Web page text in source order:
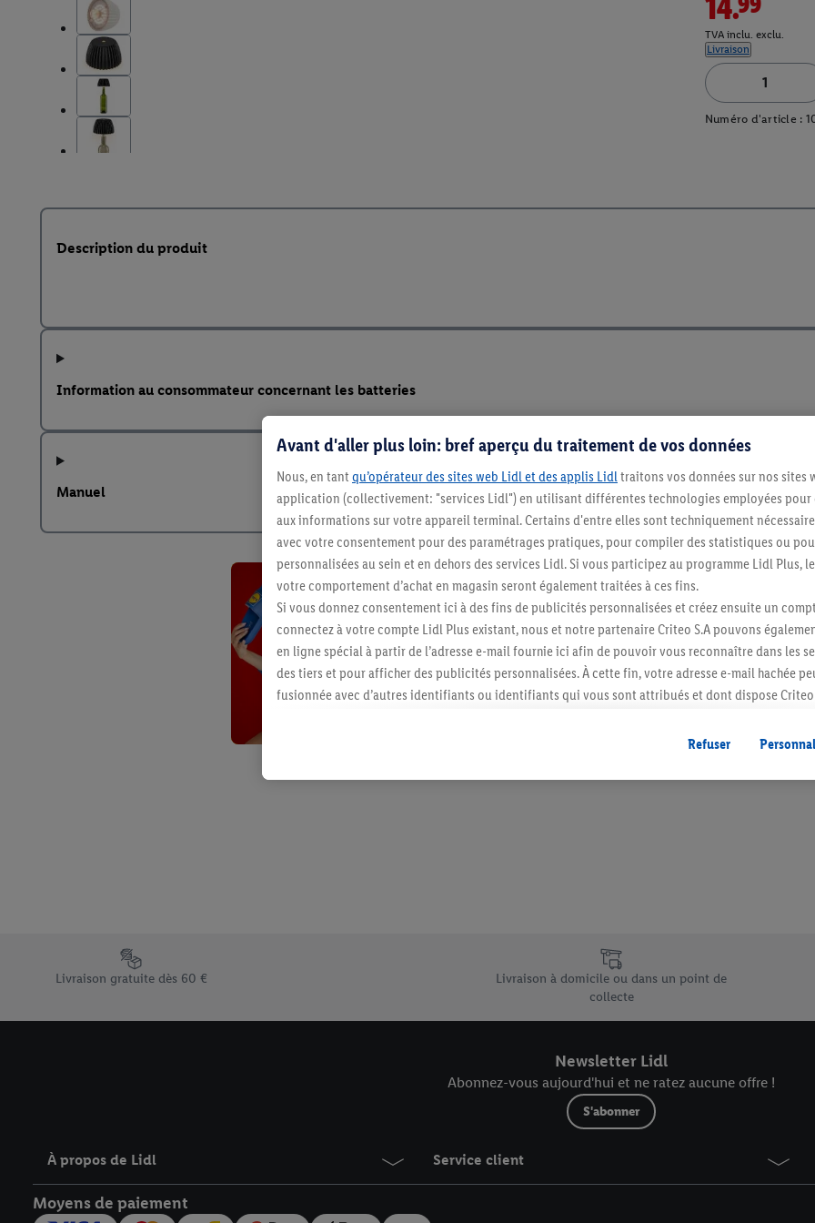
TVA inclu. exclu.
Livraison
Numéro d'article :
Description du produit
Information au consommateur concernant les batteries
Manuel
Restez au
Abonnez-vous à la
S'abonner
Élément du pied de page avec les différents arguments de vente uniques de Lidl.be
Livraison gratuite dès 60 €
Livraison à domicile ou dans un point de
collecte
Newsletter Lidl
Abonnez-vous aujourd'hui et ne ratez aucune offre !
S'abonner
À propos de Lidl Service client
Moyens de paiement
Avant d'aller plus loin: bref aperçu du traitement de vos données
Nous, en tant qu’opérateur des sites web Lidl et des applis Lidl traitons vos données sur nos sites
application (collectivement: "services Lidl") en utilisant différentes technologies employées pour
aux informations sur votre appareil terminal. Certains d'entre elles sont techniquement
avec votre consentement pour des paramétrages pratiques, pour compiler des statistiques ou
personnalisées au sein et en dehors des services Lidl. Si vous participez au programme Lidl Plus,
votre comportement d’achat en magasin seront également traitées à ces fins.
Si vous donnez consentement ici à des fins de publicités personnalisées et créez ensuite un
connectez à votre compte Lidl Plus existant, nous et notre partenaire Criteo S.A pouvons
en ligne spécial à partir de l’adresse e-mail fournie ici afin de pouvoir vous reconnaître dans les
des tiers et pour afficher des publicités personnalisées. À cette fin, votre adresse e-mail hachée
fusionnée avec d’autres identifiants ou identifiants qui vous sont attribués et dont dispose Criteo
vous avez montré de l’intérêt (par exemple en plaçant le produit dans un panier d’un webshop
plusieurs services de Lidl peuvent vous être attribués en utilisant votre adresse e-mail hachée et,
Refuser